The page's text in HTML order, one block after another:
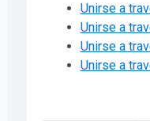
Unirse a
Unirse a
Unirse a
Unirse a